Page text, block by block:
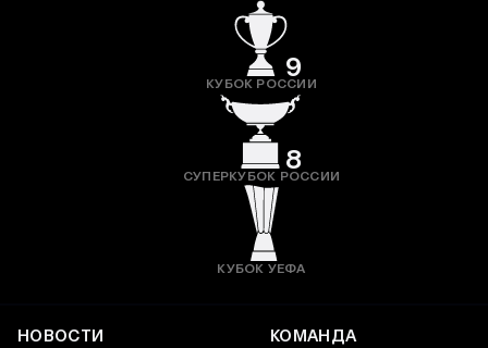
9
КУБОК РОССИИ
8
СУПЕРКУБОК РОССИИ
КУБОК УЕФА
НОВОСТИ КОМАНДА